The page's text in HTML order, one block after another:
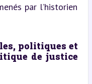
par l’historien
politiques et
de justice